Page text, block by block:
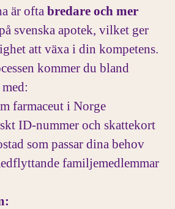
är ofta bredare och mer
svenska apotek, vilket ger
att växa i din kompetens.
kommer du bland
farmaceut i Norge
ID-nummer och skattekort
som passar dina behov
familjemedlemmar